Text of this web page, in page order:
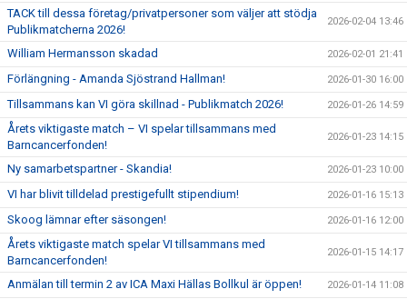
TACK till dessa företag/privatpersoner som väljer att stödja
Publikmatcherna 2026!
2026-02-04 13:46
William Hermansson skadad 2026-02-01 21:41
Förlängning - Amanda Sjöstrand Hallman! 2026-01-30 16:00
Tillsammans kan VI göra skillnad - Publikmatch 2026! 2026-01-26 14:59
Årets viktigaste match – VI spelar tillsammans med
Barncancerfonden!
2026-01-23 14:15
Ny samarbetspartner - Skandia! 2026-01-23 10:00
VI har blivit tilldelad prestigefullt stipendium! 2026-01-16 15:13
Skoog lämnar efter säsongen! 2026-01-16 12:00
Årets viktigaste match spelar VI tillsammans med
Barncancerfonden!
2026-01-15 14:17
Anmälan till termin 2 av ICA Maxi Hällas Bollkul är öppen! 2026-01-14 11:08